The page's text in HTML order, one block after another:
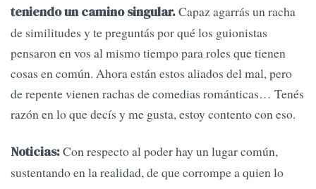
teniendo un camino singular.Capaz agarrás un racha
de similitudes y te preguntás por qué los guionistas
pensaron en vos al mismo tiempo para roles que tienen
cosas en común. Ahora están estos aliados del mal, pero
de repente vienen rachas de comedias románticas… Tenés
razón en lo que decís y me gusta, estoy contento con eso.
Noticias:Con respecto al poder hay un lugar común,
sustentando en la realidad, de que corrompe a quien lo